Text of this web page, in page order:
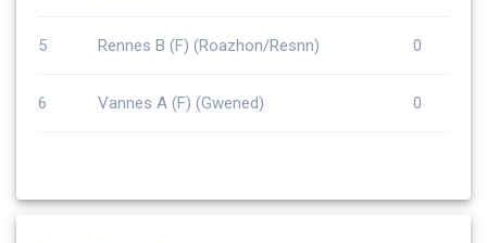
5 Rennes B (F) (Roazhon/Resnn) 0
6 Vannes A (F) (Gwened) 0